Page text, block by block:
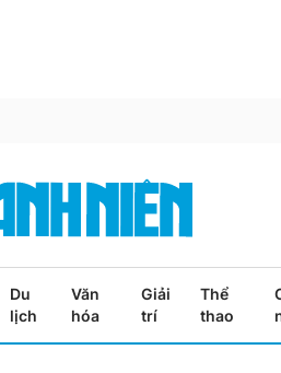
Du
lịch
Văn
hóa
Giải
trí
Thể
thao